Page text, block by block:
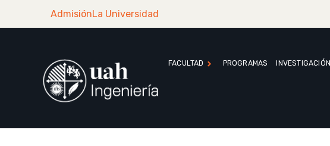
AdmisiónLa Universidad
FACULTAD PROGRAMAS INVESTIGACIÓN